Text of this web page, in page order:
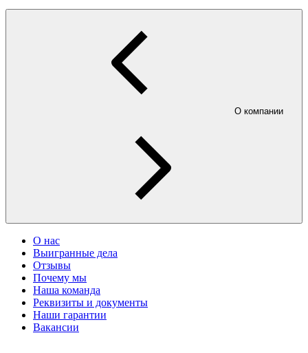
О компании
О нас
Выигранные дела
Отзывы
Почему мы
Наша команда
Реквизиты и документы
Наши гарантии
Вакансии